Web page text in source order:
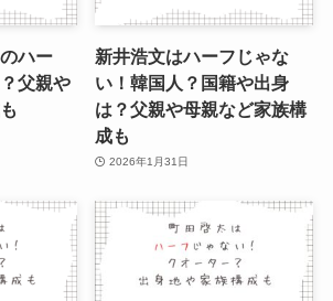
ハー
父親や
新井浩文はハーフじゃな
い！韓国人？国籍や出身
は？父親や母親など家族構
成も
2026年1月31日